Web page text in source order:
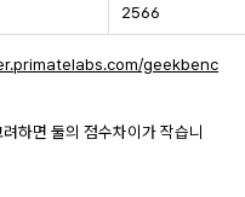
2566
geekbenc
하면 둘의 점수차이가 작습니